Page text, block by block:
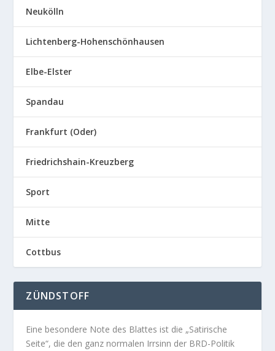
Neukölln
Lichtenberg-Hohenschönhausen
Elbe-Elster
Spandau
Frankfurt (Oder)
Friedrichshain-Kreuzberg
Sport
Mitte
Cottbus
ZÜNDSTOFF
Eine besondere Note des Blattes ist die „Satirische
Seite“, die den ganz normalen Irrsinn der BRD-Politik